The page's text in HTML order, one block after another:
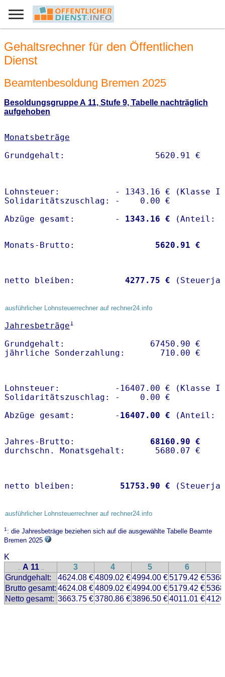
Gehaltsrechner für den Öffentlichen
Dienst
Beamtenbesoldung Bremen 2025
Besoldungsgruppe A 11, Stufe 9, Tabelle nachträglich
aufgehoben
Monatsbeträge
Lohnsteuer:           - 1343.16 € (Klasse I)
Solidaritätszuschlag: -    0.00 €
Abzüge gesamt:        -
1343.16 €
Monats-Brutto: 5620.91 €
netto bleiben: 4277.75 €
ausführlicher Lohnsteuerrechner auf rechner24.info
Jahresbeträge1
Grundgehalt:                 67450.90 €
Lohnsteuer:           -16407.00 € (Klasse I)
Solidaritätszuschlag: -    0.00 €
Abzüge gesamt:        - 16407.00 €
Jahres-Brutto: 68160.90 €
netto bleiben: 51753.90 €
ausführlicher Lohnsteuerrechner auf rechner24.info
1: die Jahresbeträge beziehen sich auf die ausgewählte Tabelle Beamte
Bremen 2025
K
.. A 11 .. 3 4 5 6
Grundgehalt:
4624.08 €4809.02 €4994.00 €5179.42 €
Brutto gesamt: 4624.08 €4809.02 €4994.00 €5179.42 €
Netto gesamt: 3663.75 €3780.86 €3896.50 €4011.01 €